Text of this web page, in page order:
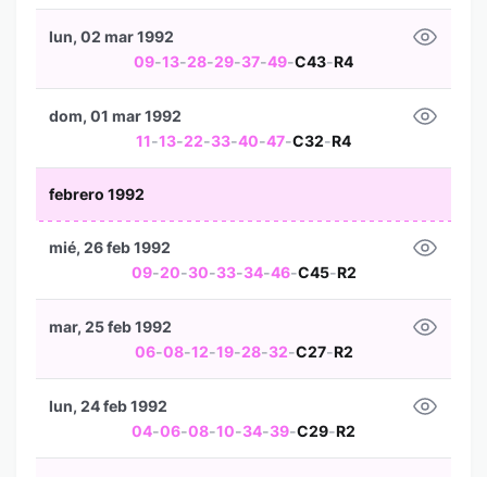
09-13-28-29-37-49-C43-R4
lun, 02 mar 1992
11-13-22-33-40-47-C32-R4
dom, 01 mar 1992
febrero 1992
09-20-30-33-34-46-C45-R2
mié, 26 feb 1992
06-08-12-19-28-32-C27-R2
mar, 25 feb 1992
04-06-08-10-34-39-C29-R2
lun, 24 feb 1992